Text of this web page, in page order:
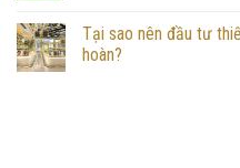
Tại sao nên đầu tư
hoàn?